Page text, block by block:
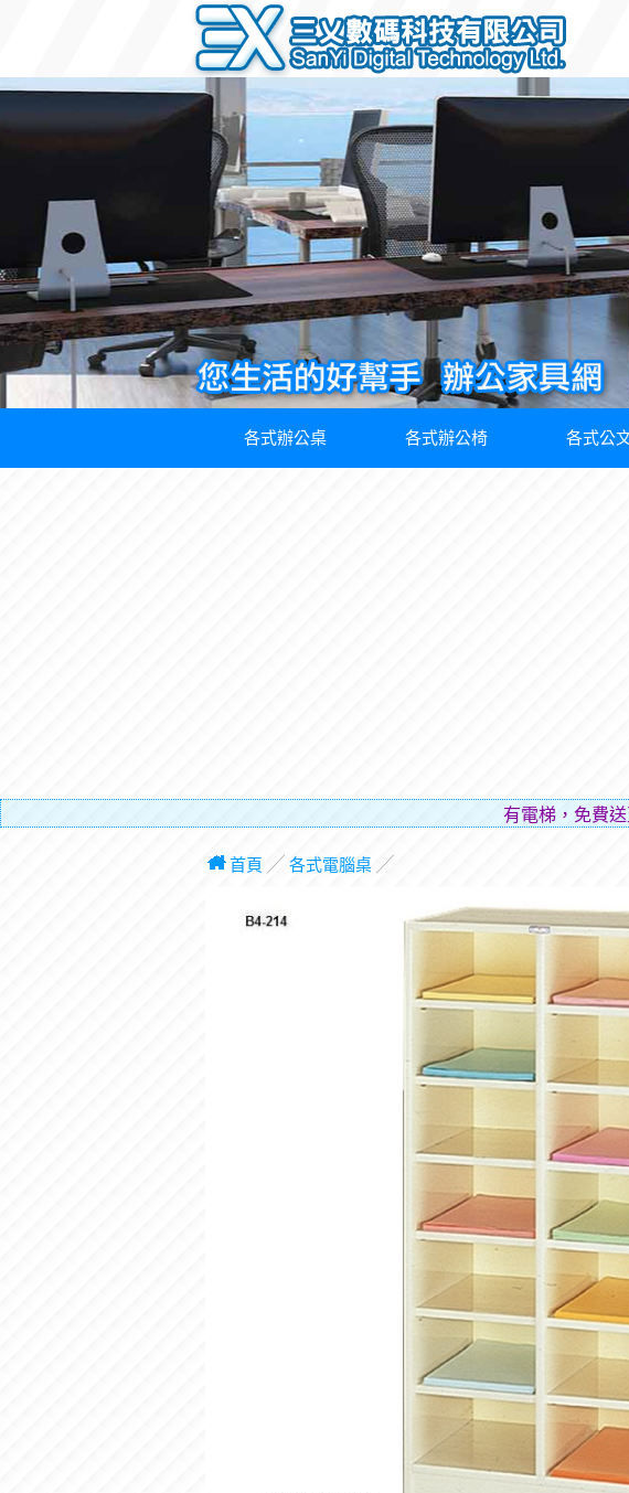
各式辦公桌 各式辦公椅 各式公
有電梯，免費送至樓上，
首頁 ╱ 各式電腦桌╱